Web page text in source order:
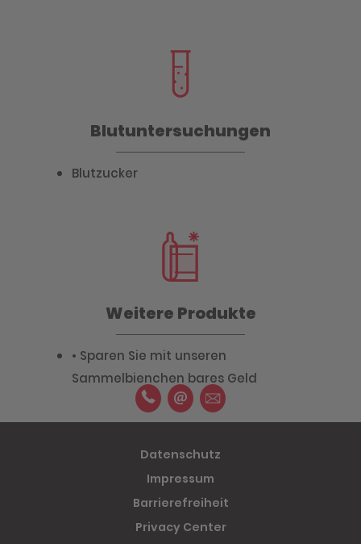
Blutuntersuchungen
Blutzucker
Weitere Produkte
• Sparen Sie mit unseren
Sammelbienchen bares Geld
Datenschutz
Impressum
Barrierefreiheit
Privacy Center